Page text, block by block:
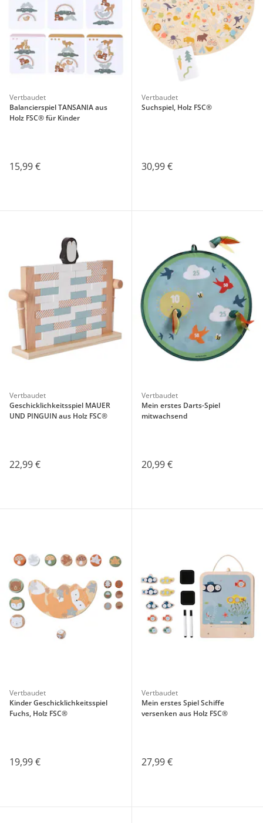
Vertbaudet
Balancierspiel TANSANIA aus
Holz FSC® für Kinder
15,99 €
Vertbaudet
Suchspiel, Holz FSC®
30,99 €
Vertbaudet
Geschicklichkeitsspiel MAUER
UND PINGUIN aus Holz FSC®
22,99 €
Vertbaudet
Mein erstes Darts-Spiel
mitwachsend
20,99 €
Vertbaudet
Kinder Geschicklichkeitsspiel
Fuchs, Holz FSC®
19,99 €
Vertbaudet
Mein erstes Spiel Schiffe
versenken aus Holz FSC®
27,99 €